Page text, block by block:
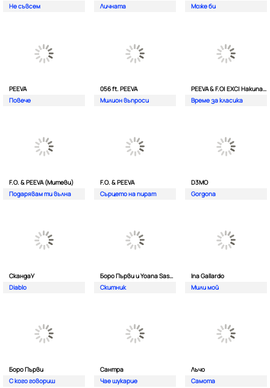
Не съвсем
Личната
Мoже би
PEEVA
Повече
056 ft. PEEVA
Милион въпроси
PEEVA & F.O| EXC| Hakunata ft. Tri'o Quatro
Време за класика
F.O. & PEEVA (Митеви)
Подарявам ти вълна
F.O. & PEEVA
Сърцето на пират
D3MO
Gorgona
СкандаУ
Diablo
Боро Първи и Yoana Sashova
Скитник
Ina Gallardo
Мили мой
Боро Първи
С кого говориш
Сантра
Чае шукарие
Лъчо
Самота